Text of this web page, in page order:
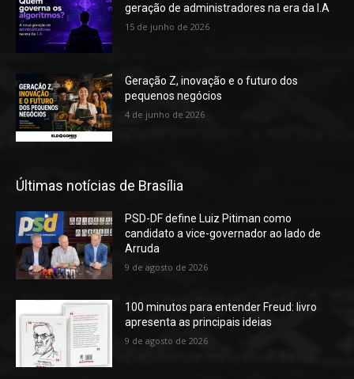
geração de administradores na era da I.A
15 de junho de 2026
Geração Z, inovação e o futuro dos
pequenos negócios
4 de junho de 2026
Últimas notícias de Brasília
PSD-DF define Luiz Pitiman como
candidato a vice-governador ao lado de
Arruda
9 de agosto de 2026
100 minutos para entender Freud: livro
apresenta as principais ideias
9 de agosto de 2026